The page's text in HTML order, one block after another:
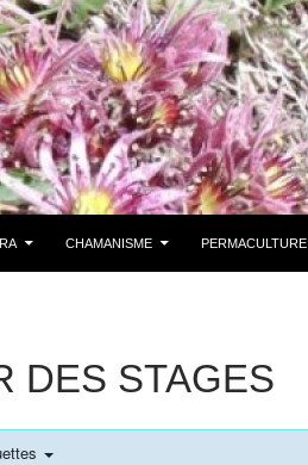
CHAMANISME PERMACULTURE
DES STAGES